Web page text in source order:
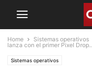
Home Sistemas operativos
lanza con el primer Pixel
Sistemas operativos